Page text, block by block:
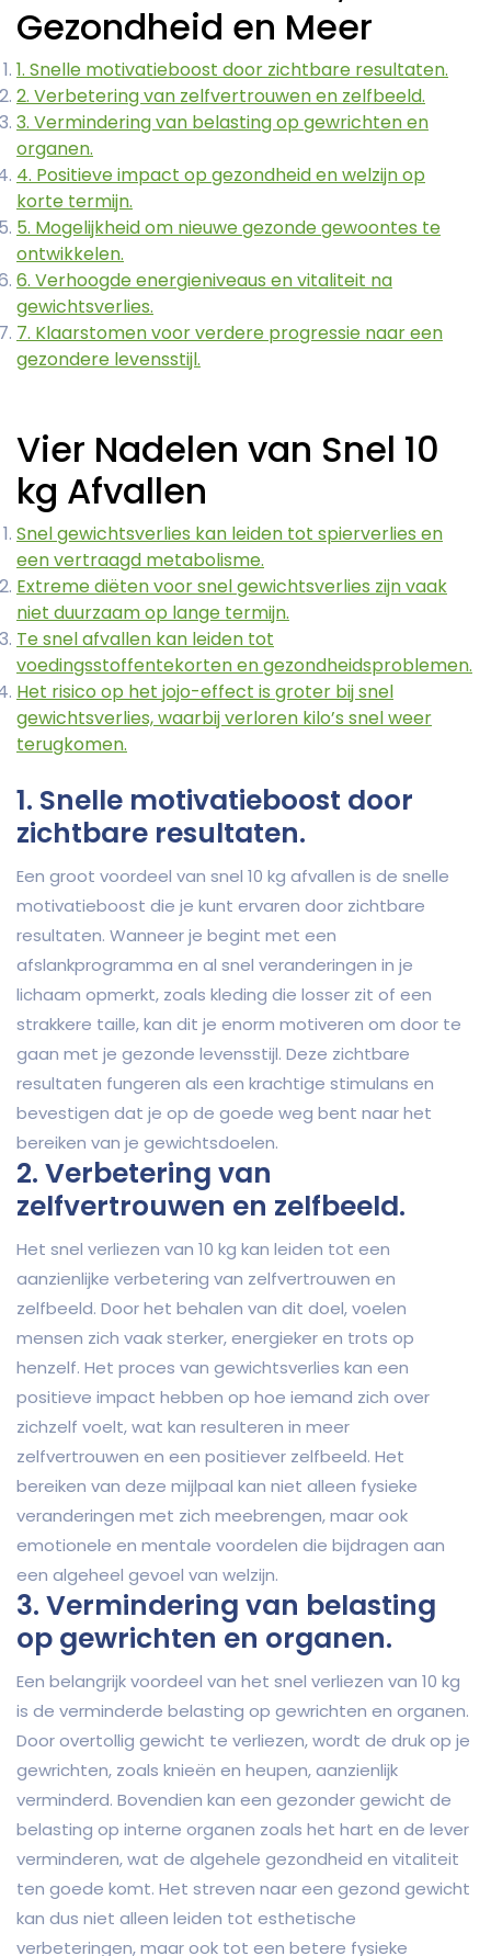
Gezondheid en Meer
1. Snelle motivatieboost door zichtbare resultaten.
2. Verbetering van zelfvertrouwen en zelfbeeld.
3. Vermindering van belasting op gewrichten en
organen.
4. Positieve impact op gezondheid en welzijn op
korte termijn.
5. Mogelijkheid om nieuwe gezonde gewoontes te
ontwikkelen.
6. Verhoogde energieniveaus en vitaliteit na
gewichtsverlies.
7. Klaarstomen voor verdere progressie naar een
gezondere levensstijl.
Vier Nadelen van Snel 10
kg Afvallen
Snel gewichtsverlies kan leiden tot spierverlies en
een vertraagd metabolisme.
Extreme diëten voor snel gewichtsverlies zijn vaak
niet duurzaam op lange termijn.
Te snel afvallen kan leiden tot
voedingsstoffentekorten en gezondheidsproblemen.
Het risico op het jojo-effect is groter bij snel
gewichtsverlies, waarbij verloren kilo’s snel weer
terugkomen.
1. Snelle motivatieboost door
zichtbare resultaten.
Een groot voordeel van snel 10 kg afvallen is de snelle
motivatieboost die je kunt ervaren door zichtbare
resultaten. Wanneer je begint met een
afslankprogramma en al snel veranderingen in je
lichaam opmerkt, zoals kleding die losser zit of een
strakkere taille, kan dit je enorm motiveren om door te
gaan met je gezonde levensstijl. Deze zichtbare
resultaten fungeren als een krachtige stimulans en
bevestigen dat je op de goede weg bent naar het
bereiken van je gewichtsdoelen.
2. Verbetering van
zelfvertrouwen en zelfbeeld.
Het snel verliezen van 10 kg kan leiden tot een
aanzienlijke verbetering van zelfvertrouwen en
zelfbeeld. Door het behalen van dit doel, voelen
mensen zich vaak sterker, energieker en trots op
henzelf. Het proces van gewichtsverlies kan een
positieve impact hebben op hoe iemand zich over
zichzelf voelt, wat kan resulteren in meer
zelfvertrouwen en een positiever zelfbeeld. Het
bereiken van deze mijlpaal kan niet alleen fysieke
veranderingen met zich meebrengen, maar ook
emotionele en mentale voordelen die bijdragen aan
een algeheel gevoel van welzijn.
3. Vermindering van belasting
op gewrichten en organen.
Een belangrijk voordeel van het snel verliezen van 10 kg
is de verminderde belasting op gewrichten en organen.
Door overtollig gewicht te verliezen, wordt de druk op je
gewrichten, zoals knieën en heupen, aanzienlijk
verminderd. Bovendien kan een gezonder gewicht de
belasting op interne organen zoals het hart en de lever
verminderen, wat de algehele gezondheid en vitaliteit
ten goede komt. Het streven naar een gezond gewicht
kan dus niet alleen leiden tot esthetische
verbeteringen, maar ook tot een betere fysieke